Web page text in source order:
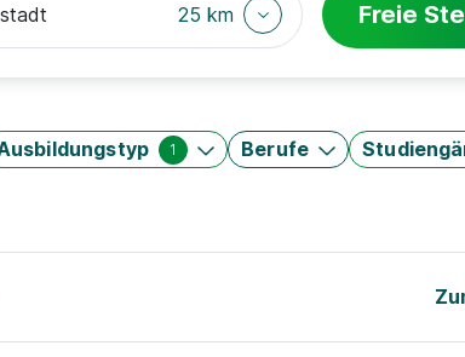
25 km Freie
1 Berufe